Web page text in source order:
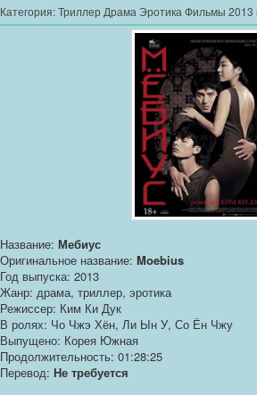
Категория:Триллер Драма Эротика Фильмы 2013
Название: Мебиус
Оригинальное название: Moebius
Год выпуска: 2013
Жанр: драма, триллер, эротика
Режиссер: Ким Ки Дук
В ролях: Чо Чжэ Хён, Ли Ын У, Со Ён Чжу
Выпущено: Корея Южная
Продолжительность: 01:28:25
Перевод: Не требуется